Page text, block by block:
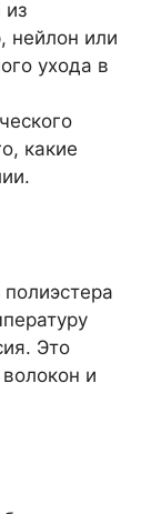
из
нейлон или
ухода в
какие
Это
и